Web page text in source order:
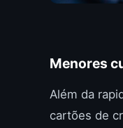
Menores
Além da
cartões de